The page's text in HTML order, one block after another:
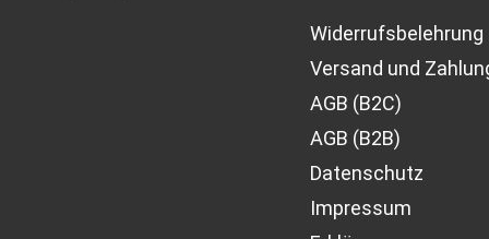
Widerrufsbelehrung
Versand und
AGB (B2C)
AGB (B2B)
Datenschutz
Impressum